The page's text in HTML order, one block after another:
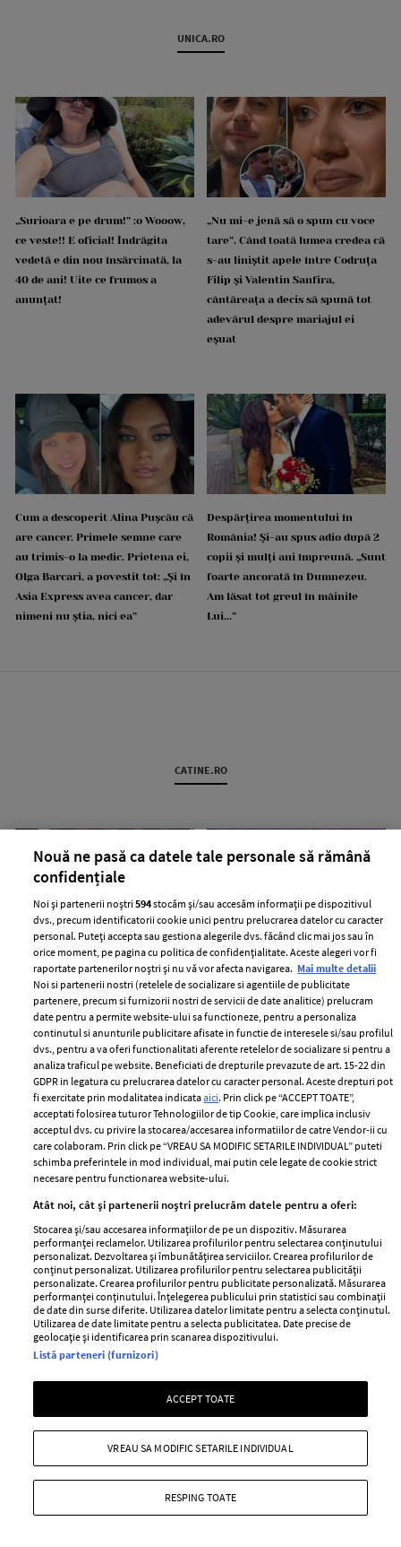
UNICA.RO
„Surioara e pe drum!” :o Wooow,
ce veste!! E oficial! Îndrăgita
vedetă e din nou însărcinată, la
40 de ani! Uite ce frumos a
anunțat!
„Nu mi-e jenă să o spun cu voce
tare”. Când toată lumea credea că
s-au liniștit apele între Codruța
Filip și Valentin Sanfira,
cântăreața a decis să spună tot
adevărul despre mariajul ei
eșuat
Cum a descoperit Alina Pușcău că
are cancer. Primele semne care
au trimis-o la medic. Prietena ei,
Olga Barcari, a povestit tot: „Și în
Asia Express avea cancer, dar
nimeni nu știa, nici ea”
Despărțirea momentului în
România! Și-au spus adio după 2
copii și mulți ani împreună. „Sunt
foarte ancorată în Dumnezeu.
Am lăsat tot greul în mâinile
Lui...”
CATINE.RO
Dolly Parton și-a anulat
rezidența în Las Vegas. Cu ce
probleme de sănătate se
confruntă artista
Jennifer Lopez și-a etalat
abdomenul tonifiat la 56 de ani.
Ce imagini a postat artista în
mediul online
valoare de 500 de milioane de
dolari. Ce sumă a cerut
miliardarul pentru nava sa, Koru
preia apelurile Prințului Harry
fără un martor lângă ea. De ce a
ajuns să facă un asemenea gest
Nouă ne pasă ca datele tale personale să rămână
confidențiale
Noi și partenerii noștri594stocăm și/sau accesăm informații pe dispozitivul
dvs., precum identificatorii cookie unici pentru prelucrarea datelor cu caracter
personal. Puteți accepta sau gestiona alegerile dvs. făcând clic mai jos sau în
orice moment, pe pagina cu politica de confidențialitate. Aceste alegeri vor fi
raportate partenerilor noștri și nu vă vor afecta navigarea. Mai multe detalii
Noi si partenerii nostri (retelele de socializare si agentiile de publicitate
partenere, precum si furnizorii nostri de servicii de date analitice) prelucram
date pentru a permite website-ului sa functioneze, pentru a personaliza
continutul si anunturile publicitare afisate in functie de interesele si/sau profilul
dvs., pentru a va oferi functionalitati aferente retelelor de socializare si pentru a
analiza traficul pe website. Beneficiati de drepturile prevazute de art. 15-22 din
GDPR in legatura cu prelucrarea datelor cu caracter personal. Aceste drepturi pot
fi exercitate prin modalitatea indicataaici. Prin click pe “ACCEPT TOATE”,
acceptati folosirea tuturor Tehnologiilor de tip Cookie, care implica inclusiv
acceptul dvs. cu privire la stocarea/accesarea informatiilor de catre Vendor-ii cu
care colaboram. Prin click pe “VREAU SA MODIFIC SETARILE INDIVIDUAL” puteti
schimba preferintele in mod individual, mai putin cele legate de cookie strict
necesare pentru functionarea website-ului.
Atât noi, cât și partenerii noștri prelucrăm datele pentru a oferi:
Stocarea și/sau accesarea informațiilor de pe un dispozitiv. Măsurarea
performanței reclamelor. Utilizarea profilurilor pentru selectarea conținutului
personalizat. Dezvoltarea și îmbunătățirea serviciilor. Crearea profilurilor de
conținut personalizat. Utilizarea profilurilor pentru selectarea publicității
personalizate. Crearea profilurilor pentru publicitate personalizată. Măsurarea
performanței conținutului. Înțelegerea publicului prin statistici sau combinații
de date din surse diferite. Utilizarea datelor limitate pentru a selecta conținutul.
Utilizarea de date limitate pentru a selecta publicitatea. Date precise de
geolocație și identificarea prin scanarea dispozitivului.
Listă parteneri (furnizori)
ACCEPT TOATE
RESPING TOATE
VREAU SA MODIFIC SETARILE INDIVIDUAL